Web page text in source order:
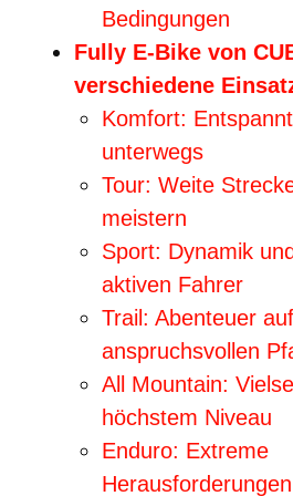
Bedingungen
Fully E-Bike von
verschiedene
Komfort: Entspannt
unterwegs
Tour: Weite
meistern
Sport: Dynamik
aktiven Fahrer
Trail: Abenteuer auf
anspruchsvollen
All Mountain:
höchstem Niveau
Enduro: Extreme